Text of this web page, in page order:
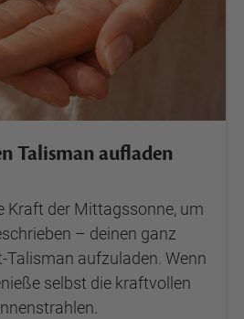
Talisman aufladen
Kraft der Mittagssonne, um
– deinen ganz
Talisman aufzuladen. Wenn
selbst die kraftvollen